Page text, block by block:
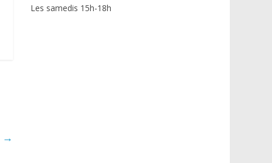
→
Les samedis 15h-18h